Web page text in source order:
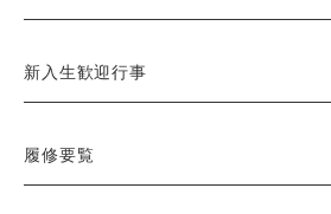
新入生歓迎行事
履修要覧